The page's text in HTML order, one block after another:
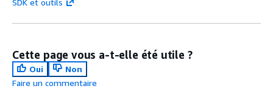
Cette page vous a-t-elle été utile ?
Oui
Non
Faire un commentaire